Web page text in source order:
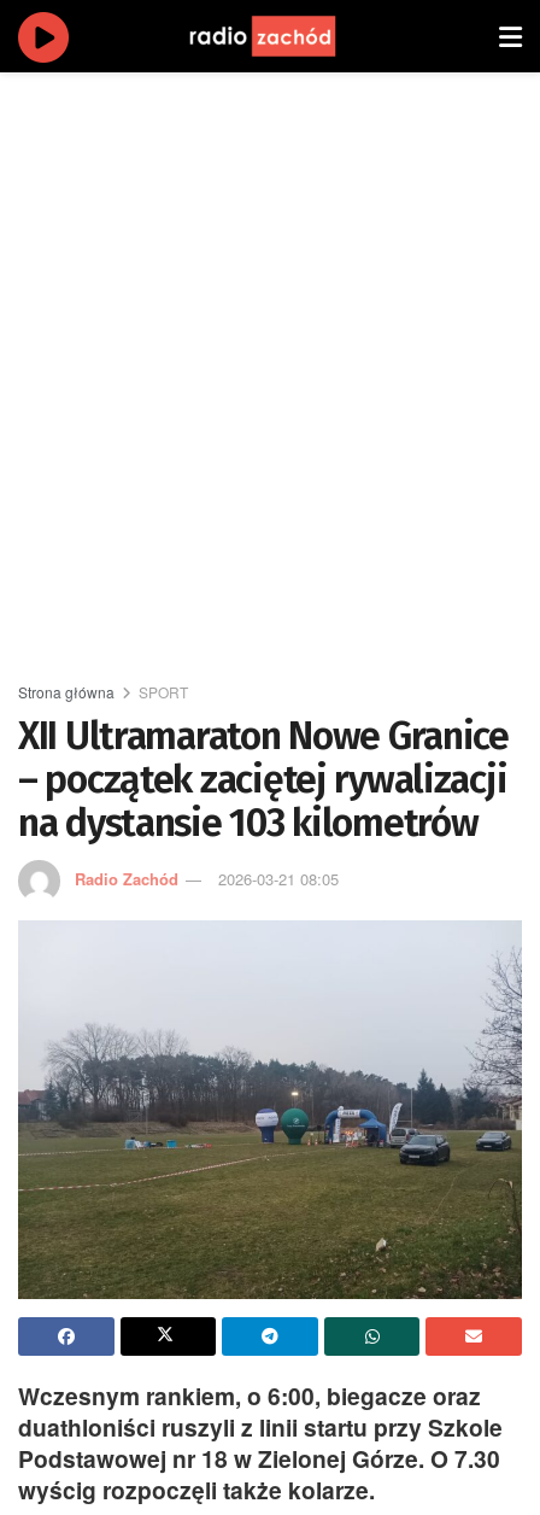
Strona główna SPORT
XII Ultramaraton Nowe Granice
– początek zaciętej rywalizacji
na dystansie 103 kilometrów
Radio Zachód 2026-03-21 08:05
Wczesnym rankiem, o 6:00, biegacze oraz
duathloniści ruszyli z linii startu przy Szkole
Podstawowej nr 18 w Zielonej Górze. O 7.30
wyścig rozpoczęli także kolarze.